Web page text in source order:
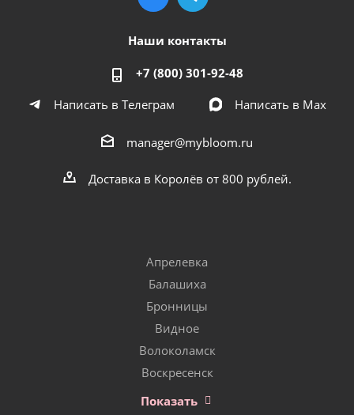
Наши контакты
+7 (800) 301-92-48
Написать в Телеграм
Написать в Мах
manager@mybloom.ru
Доставка в Королёв от 800 рублей.
Апрелевка
Балашиха
Бронницы
Видное
Волоколамск
Воскресенск
Показать